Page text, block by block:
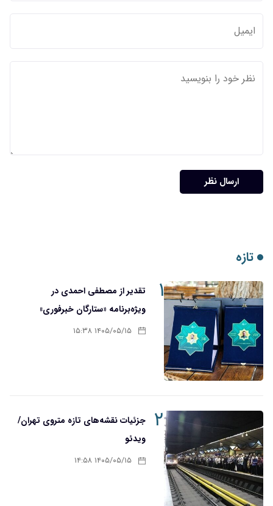
ارسال نظر
تازه
۱
تقدیر از مصطفی احمدی در
ویژه‌برنامه «ستارگان خبرفوری»
۱۴۰۵/۰۵/۱۵ ۱۵:۳۸
۲
جزئیات نقشه‌های تازه متروی تهران/
ویدئو
۱۴۰۵/۰۵/۱۵ ۱۴:۵۸